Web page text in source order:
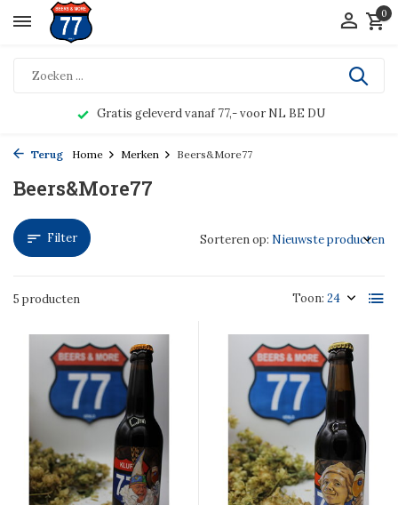
0
Gratis geleverd vanaf 77,- voor NL BE DU
Terug Home Merken Beers&More77
Beers&More77
Filter
5 producten Toon:
Sorteren op: